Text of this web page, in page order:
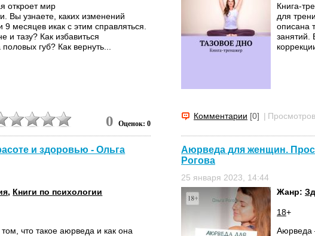
откроет мир
Вы узнаете, каких изменений
9 месяцев икак с этим справляться.
и тазу? Как избавиться
губ? Как вернуть...
0 Оценок: 0
Книга-
для
описана
занятий.
Комментарии [0] |
и здоровью - Ольга
, Книги по психологии
что такое аюрведа и как она
Аюрведа для женщин.
Рогова
25 января 2023, 14:44
Жанр:
18+
Аюрведа